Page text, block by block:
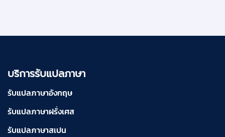
บริการรับแปลภาษา
รับแปลภาษาอังกฤษ
รับแปลภาษาฝรั่งเศส
รับแปลภาษาสเปน